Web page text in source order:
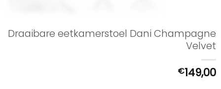
Draaibare eetkamerstoel Dani Champagne
Velvet
€149,00